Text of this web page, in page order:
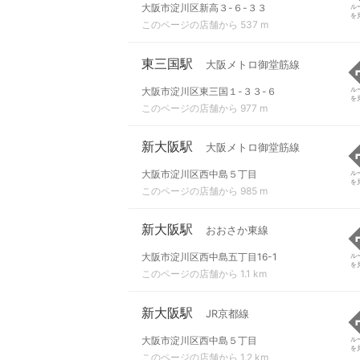
大阪市淀川区新高３-６-３３
このページの店舗から 537 m
ル
を
東三国駅 大阪メトロ御堂筋線
大阪市淀川区東三国１-３３-６
このページの店舗から 977 m
ル
を
新大阪駅 大阪メトロ御堂筋線
大阪市淀川区西中島５丁目
このページの店舗から 985 m
ル
を
新大阪駅 おおさか東線
大阪市淀川区西中島五丁目16-1
このページの店舗から 1.1 km
ル
を
新大阪駅 JR京都線
大阪市淀川区西中島５丁目
このページの店舗から 1.2 km
ル
を